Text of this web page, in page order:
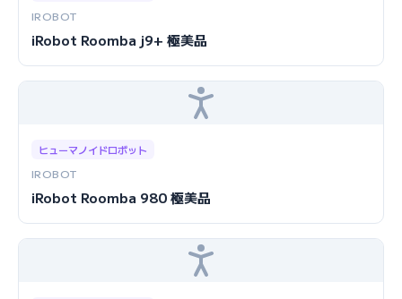
IROBOT
iRobot Roomba j9+ 極美品
ヒューマノイドロボット
IROBOT
iRobot Roomba 980 極美品